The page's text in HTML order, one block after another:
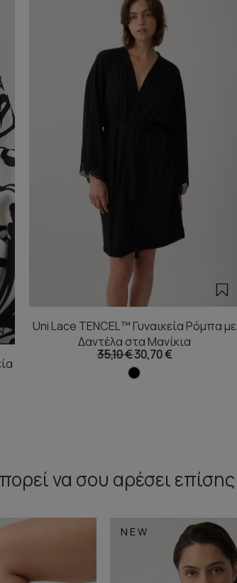
Uni Lace TENCEL™ Γυναικεία Ρόμπα με
Δαντέλα στα Μανίκια
35,10 €30,70 €
να σου αρέσει επίσης
NEW